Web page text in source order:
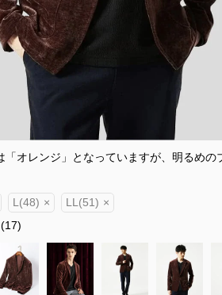
「オレンジ」となっていますが、明るめの
L(48) × LL(51) ×